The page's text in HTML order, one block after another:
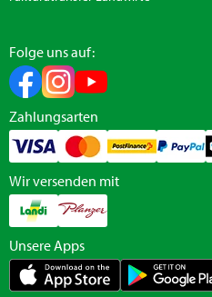
Folge uns auf:
Zahlungsarten
Wir versenden mit
Unsere Apps